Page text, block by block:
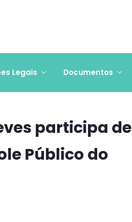
Legais Documentos
participa de
Público do